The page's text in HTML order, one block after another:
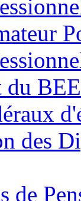
du
des
de